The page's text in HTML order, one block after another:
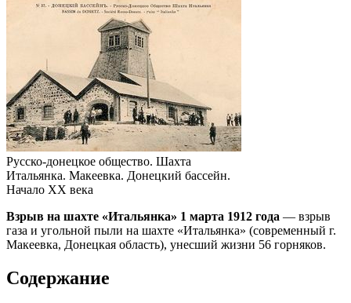
Русско-донецкое общество. Шахта
Итальянка. Макеевка. Донецкий бассейн.
Начало XX века
Взрыв на шахте «Итальянка» 1 марта 1912 года — взрыв
газа и угольной пыли на шахте «Итальянка» (современный г.
Макеевка, Донецкая область), унесший жизни 56 горняков.
Содержание